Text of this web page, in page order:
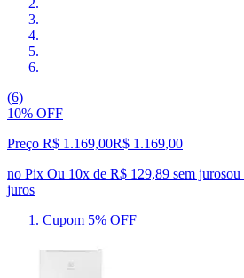
(6)
10% OFF
Preço R$ 1.169,00R$ 1.169,00
no Pix Ou 10x de R$ 129,89 sem jurosou
juros
Cupom 5% OFF